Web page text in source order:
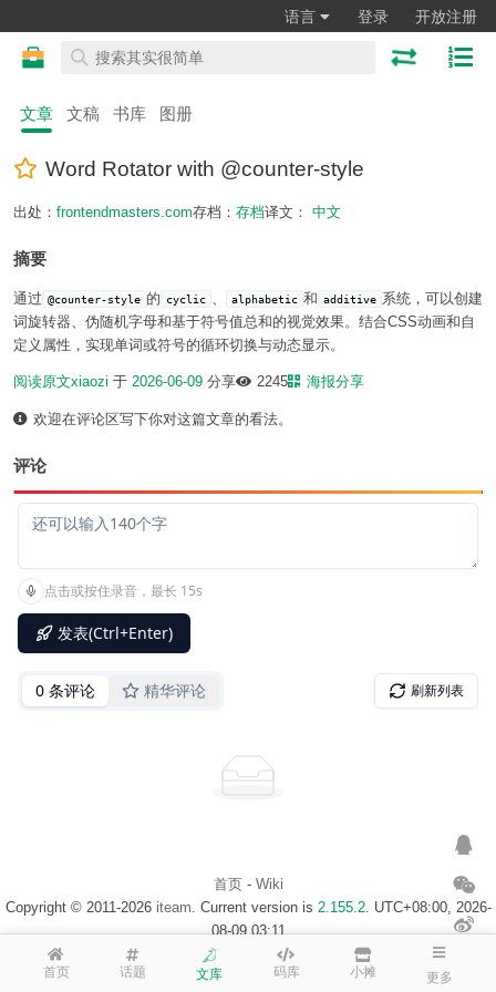
语言 登录 开放注册
首页 话题 文库 码库 小摊 更多
文章 文稿 书库 图册
Word Rotator with @counter-style
出处： frontendmasters.com存档： 存档译文： 中文
摘要
通过 @counter-style 的 cyclic alphabetic 和 additive 系统，可以创建
词旋转器、伪随机字母和基于符号值总和的视觉效果。结合CSS动画和自
定义属性，实现单词或符号的循环切换与动态显示。
阅读原文xiaozi 于 2026-06-09 分享 2245 海报分享
欢迎在评论区写下你对这篇文章的看法。
评论
首页- Wiki
Copyright © 2011-2026 iteam. Current version is 2.155.2. UTC+08:00, 2026-
08-09 03:11
浙ICP备14020137号-1 $访客地图$